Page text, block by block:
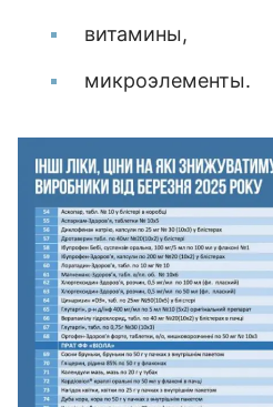
витамины,
микроэлементы.